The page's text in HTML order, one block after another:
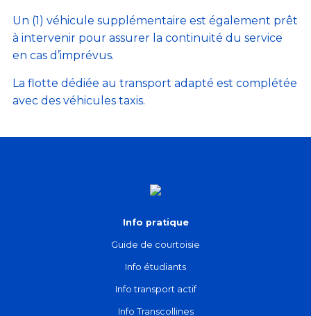
Un (1) véhicule supplémentaire est également prêt
à intervenir pour assurer la continuité du service
en cas d’imprévus.
La flotte dédiée au transport adapté est complétée
avec des véhicules taxis.
Info pratique
Guide de courtoisie
Info étudiants
Info transport actif
Info Transcollines